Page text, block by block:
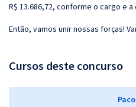
R$ 13.686,72, conforme o cargo e a
Então, vamos unir nossas forças!
Cursos deste concurso